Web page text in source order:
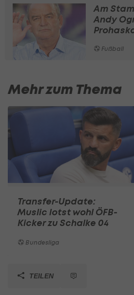
Am
Andy
Fußball
Mehr zum Thema
Transfer-Update:
Muslic lotst wohl ÖFB-
Kicker zu Schalke 04
Bundesliga
TEILEN